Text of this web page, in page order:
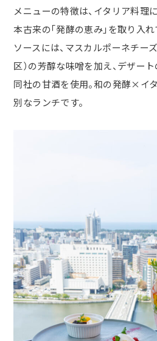
メニューの特徴は、イタリア料理
本古来の「発酵の恵み」を取り入
ソースには、マスカルポーネチー
区）の芳醇な味噌を加え、デザー
同社の甘酒を使用。和の発酵×イ
別なランチです。